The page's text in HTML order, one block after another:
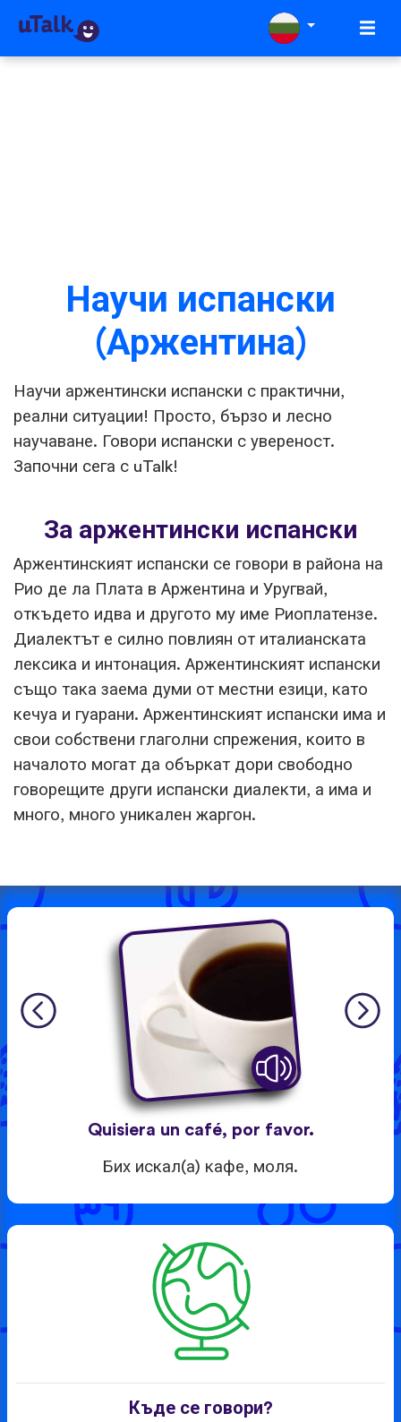
Научи испански
(Аржентина)
Научи аржентински испански с практични,
реални ситуации! Просто, бързо и лесно
научаване. Говори испански с увереност.
Започни сега с uTalk!
За аржентински испански
Аржентинският испански се говори в района на
Рио де ла Плата в Аржентина и Уругвай,
откъдето идва и другото му име Риоплатензе.
Диалектът е силно повлиян от италианската
лексика и интонация. Аржентинският испански
също така заема думи от местни езици, като
кечуа и гуарани. Аржентинският испански има и
свои собствени глаголни спрежения, които в
началото могат да объркат дори свободно
говорещите други испански диалекти, а има и
много, много уникален жаргон.
Quisiera un café, por favor.
Бих искал(а) кафе, моля.
Къде се говори?